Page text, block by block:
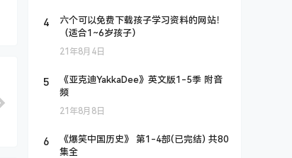
4
六个可以免费下载孩子学习资料的网站！
（适合1~6岁孩子）
21年8月4日
5
《亚克迪YakkaDee》英文版1-5季 附音
频
21年8月8日
6
《爆笑中国历史》 第1-4部(已完结) 共80
集全